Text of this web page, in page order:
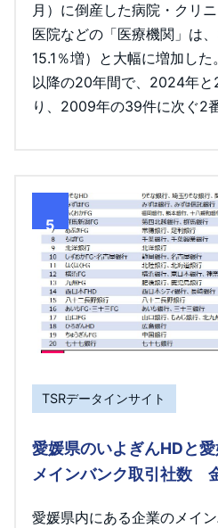
月）に倒産した病院・クリ
医院などの「医療機関」は
15.1％増）と大幅に増加し
以降の20年間で、2024年
り、2009年の39件に次ぐ2
5
TSRデータインサイト
愛媛県のいよぎんHDと
メインバンク取引社数
愛媛県内にある企業のメイ